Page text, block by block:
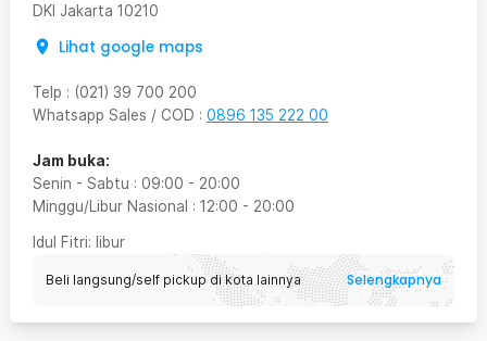
DKI Jakarta 10210
Lihat google maps
Telp : (021) 39 700 200
Whatsapp Sales / COD : 0896 135 222 00
Jam buka:
Senin - Sabtu : 09:00 - 20:00
Minggu/Libur Nasional : 12:00 - 20:00
Idul Fitri: libur
Beli langsung/self pickup di kota lainnya Selengkapnya